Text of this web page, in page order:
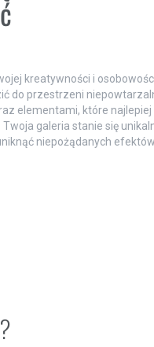
kreatywności i
do przestrzeni
elementami, które
galeria stanie się
niepożądanych